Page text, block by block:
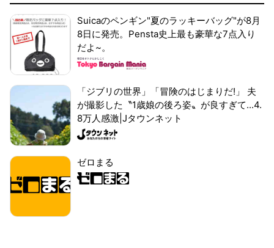
Suicaのペンギン"夏のラッキーバッグ"が8月
8日に発売。Pensta史上最も豪華な7点入り
だよ~。
「ジブリの世界」「冒険のはじまりだ!」 夫
が撮影した〝1歳娘の後ろ姿〟が良すぎて...4.
8万人感激|Jタウンネット
ゼロまる